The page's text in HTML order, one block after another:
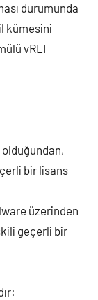
durumunda
kümesini
vRLI
bir lisans
üzerinden
geçerli bir